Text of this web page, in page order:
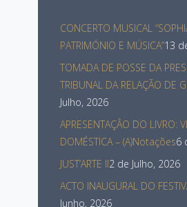
CONCERTO MUSICAL
PATRIMÓNIO E MÚSICA”13
TOMADA DE POSSE DA
TRIBUNAL DA RELAÇÃO DE
Julho, 2026
APRESENTAÇÂO DO LIVRO:
DOMÉSTICA – (A)Notações6
JUST’ARTE II2 de Julho, 2026
ACTO INAUGURAL DO
Junho, 2026